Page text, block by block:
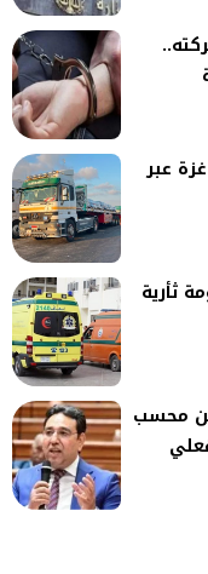
عبر
ثأرية
لـ77.6%.. أيمن محسب